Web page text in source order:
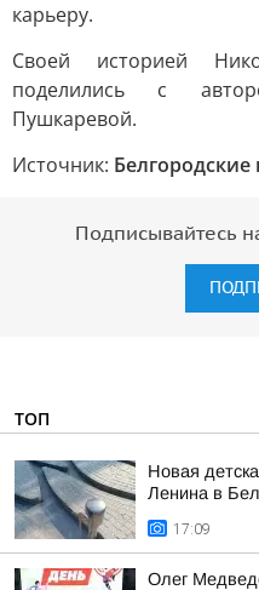
карьеру.
Своей историей
поделились с
Пушкаревой.
Источник: Белгородские
Подписывайтесь
ТОП
Новая
Ленина в
17:09
Олег